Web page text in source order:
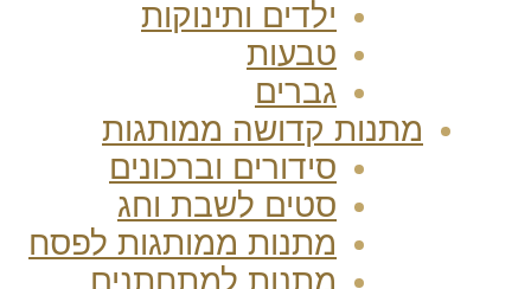
ילדים ותינוקות
טבעות
גברים
מתנות קדושה ממותגות
סידורים וברכונים
סטים לשבת וחג
מתנות ממותגות לפסח
מתנות למתחתנים